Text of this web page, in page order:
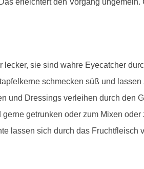
sie sind wahre Eyecatcher
schmecken süß und lassen
und Dressings verleihen durch den
getrunken oder zum Mixen oder
lassen sich durch das Fruchtfleisch